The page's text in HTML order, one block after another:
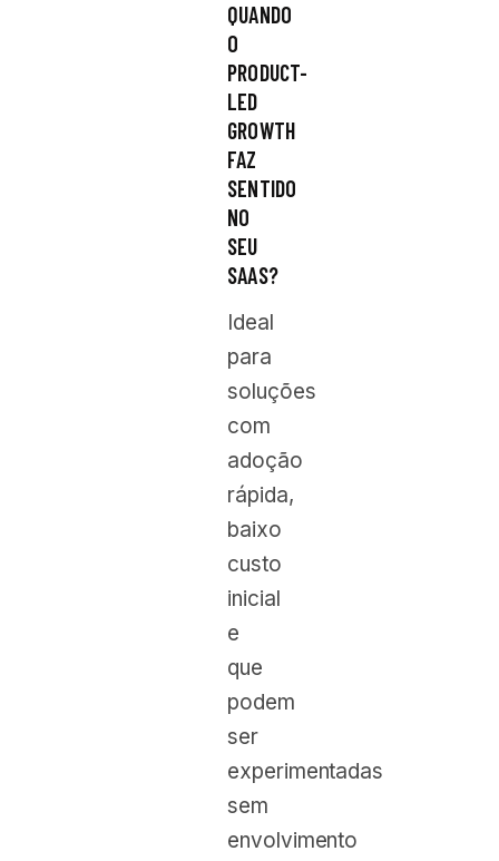
QUANDO
O
PRODUCT-
LED
GROWTH
FAZ
SENTIDO
NO
SEU
SAAS?
Ideal
para
soluções
com
adoção
rápida,
baixo
custo
inicial
e
que
podem
ser
experimentadas
sem
envolvimento